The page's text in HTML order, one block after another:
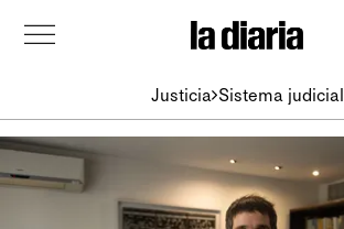
Justicia Sistema judicial